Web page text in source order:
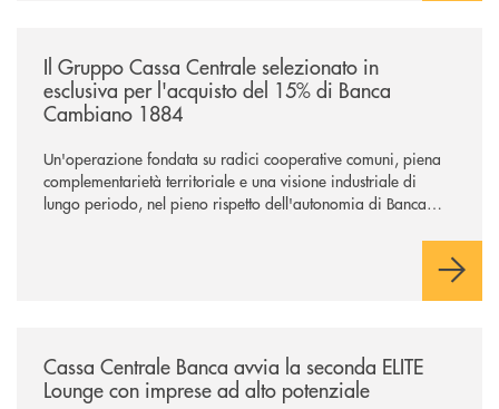
Il Gruppo Cassa Centrale selezionato in
esclusiva per l'acquisto del 15% di Banca
Cambiano 1884
Un'operazione fondata su radici cooperative comuni, piena
complementarietà territoriale e una visione industriale di
lungo periodo, nel pieno rispetto dell'autonomia di Banca
negoziazione esclusiva per la finalizzazione dell’operazione.
Cassa Centrale Banca avvia la seconda ELITE
Lounge con imprese ad alto potenziale